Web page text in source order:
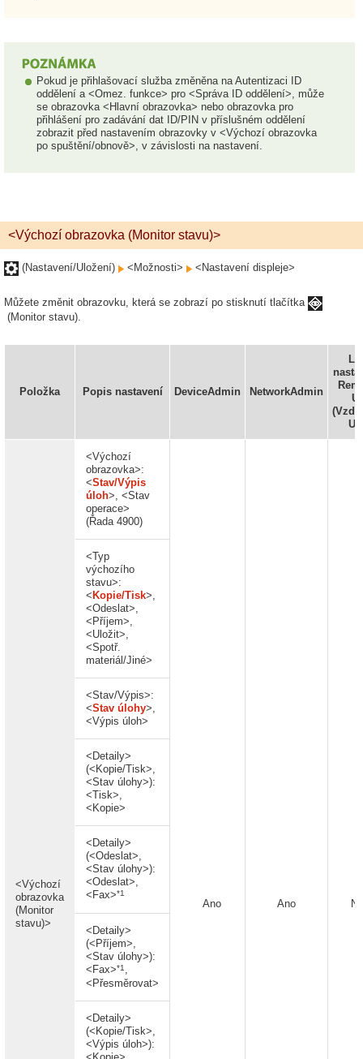
Pokud je přihlašovací služba změněna na Autentizaci ID
oddělení a <Omez. funkce> pro <Správa ID oddělení>, může
se obrazovka <Hlavní obrazovka> nebo obrazovka pro
přihlášení pro zadávání dat ID/PIN v příslušném oddělení
zobrazit před nastavením obrazovky v <Výchozí obrazovka
po spuštění/obnově>, v závislosti na nastavení.
<Výchozí obrazovka (Monitor stavu)>
(Nastavení/Uložení) <Možnosti> <Nastavení displeje>
Můžete změnit obrazovku, která se zobrazí po stisknutí tlačítka
(Monitor stavu).
Položka Popis nastavení DeviceAdmin NetworkAdmin
UI
<Výchozí
obrazovka
(Monitor
stavu)>
<Výchozí
obrazovka>:
<Stav/Výpis
úloh>, <Stav
operace>
(Řada 4900)
Ano Ano Ne
<Typ
výchozího
stavu>:
< Kopie/Tisk>,
<Odeslat>,
<Příjem>,
<Uložit>,
<Spotř.
materiál/Jiné>
<Stav/Výpis>:
<Stav úlohy>,
<Výpis úloh>
<Detaily>
(<Kopie/Tisk>,
<Stav úlohy>):
<Tisk>,
<Kopie>
<Detaily>
(<Odeslat>,
<Stav úlohy>):
<Odeslat>,
<Fax>*1
<Detaily>
(<Příjem>,
<Stav úlohy>):
<Fax>*1 ,
<Přesměrovat>
<Detaily>
(<Kopie/Tisk>,
<Výpis úloh>):